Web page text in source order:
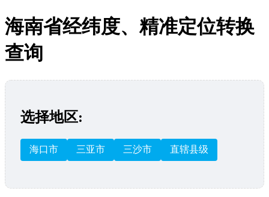
海南省经纬度、精准定位转换
查询
选择地区:
海口市 三亚市 三沙市 直辖县级